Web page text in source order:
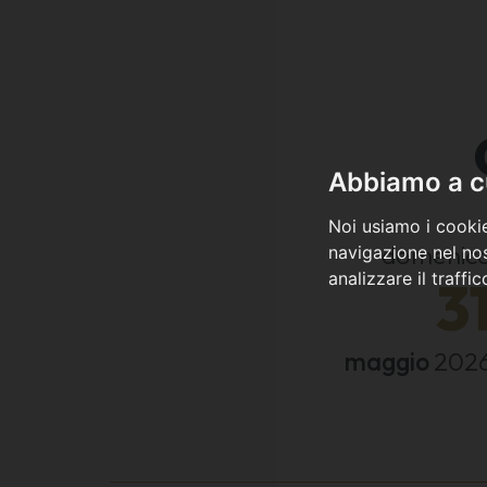
Abbiamo a
Noi usiamo i
navigazione nel
analizzare il
maggio